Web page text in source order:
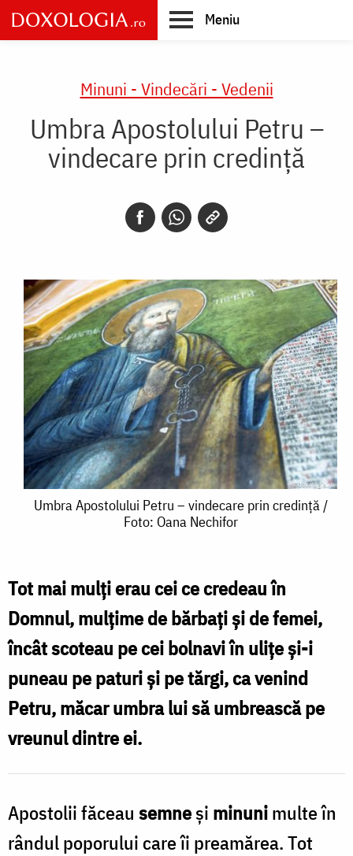
Skip
to
main
Meniu
Minuni - Vindecări - Vedenii
Umbra Apostolului Petru –
vindecare prin credință
Umbra
–
vindecare
prin
Foto:
Oana
Nechifor
Umbra Apostolului Petru – vindecare prin credință /
Foto: Oana Nechifor
Tot mai mulţi erau cei ce credeau în
Domnul, mulţime de bărbaţi şi de femei,
încât scoteau pe cei bolnavi în uliţe şi-i
puneau pe paturi şi pe tărgi, ca venind
Petru, măcar umbra lui să umbrească pe
vreunul dintre ei.
Apostolii făceau semneşi minunimulte în
rândul poporului care îi preamărea. Tot